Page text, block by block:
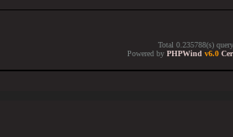
Total 0.235788(s)
Powered by PHPWind v6.0